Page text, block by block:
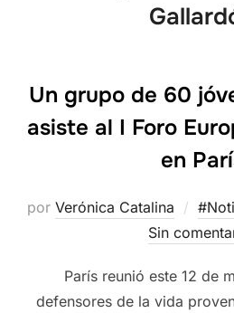
Un grupo de 60
asiste al I Foro
en
por Verónica Catalina
Sin
París reunió este 12 de
defensores de la vida